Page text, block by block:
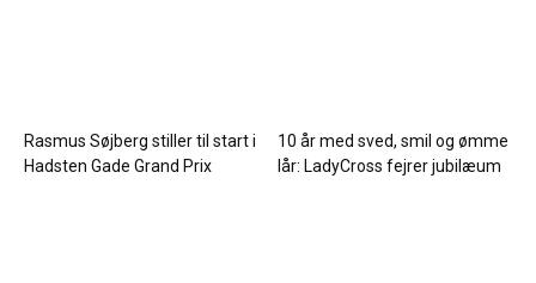
Rasmus Søjberg stiller til start i
Hadsten Gade Grand Prix
10 år med sved, smil og ømme
lår: LadyCross fejrer jubilæum